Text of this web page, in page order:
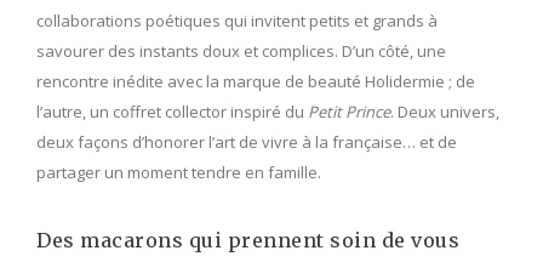
collaborations poétiques qui invitent petits et grands à
savourer des instants doux et complices. D’un côté, une
rencontre inédite avec la marque de beauté Holidermie ; de
l’autre, un coffret collector inspiré du Petit Prince. Deux univers,
deux façons d’honorer l’art de vivre à la française… et de
partager un moment tendre en famille.
Des macarons qui prennent soin de vous